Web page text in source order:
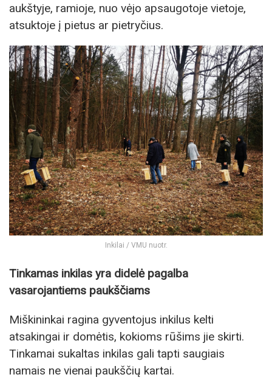
aukštyje, ramioje, nuo vėjo apsaugotoje vietoje,
atsuktoje į pietus ar pietryčius.
Inkilai / VMU nuotr.
Tinkamas inkilas yra didelė pagalba
vasarojantiems paukščiams
Miškininkai ragina gyventojus inkilus kelti
atsakingai ir domėtis, kokioms rūšims jie skirti.
Tinkamai sukaltas inkilas gali tapti saugiais
namais ne vienai paukščių kartai.